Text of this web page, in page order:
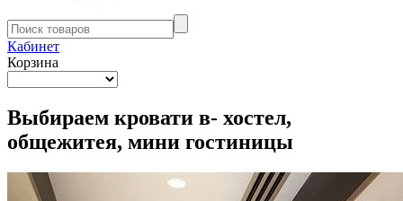
Кабинет
Корзина
Выбираем кровати в- хостел,
общежитея, мини гостиницы